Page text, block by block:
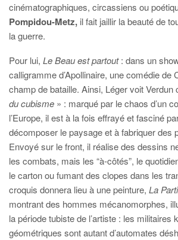
cinématographiques, circassiens ou
Pompidou-Metz, il fait jaillir la beauté de
la guerre.
Pour lui, Le Beau est partout: dans un
calligramme d’Apollinaire, une comédie de
champ de bataille. Ainsi, Léger voit Verdun
du cubisme » : marqué par le chaos d’un
l’Europe, il est à la fois effrayé et fasciné
décomposer le paysage et à fabriquer des
Envoyé sur le front, il réalise des dessins
les combats, mais les “à-côtés”, le
le carton ou fumant des clopes dans les
croquis donnera lieu à une peinture, La
montrant des hommes mécanomorphes,
la période tubiste de l’artiste : les militaires
géométriques sont autant d’automates